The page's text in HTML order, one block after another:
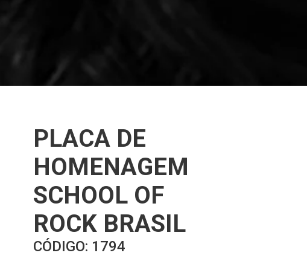
PLACA DE
HOMENAGEM
SCHOOL OF
ROCK BRASIL
CÓDIGO: 1794